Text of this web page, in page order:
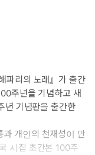
파리의 노래』가 출간
주년을 기념하고 새
년 기념판을 출간한
개인의 천재성이 만
시집 초간본 100주